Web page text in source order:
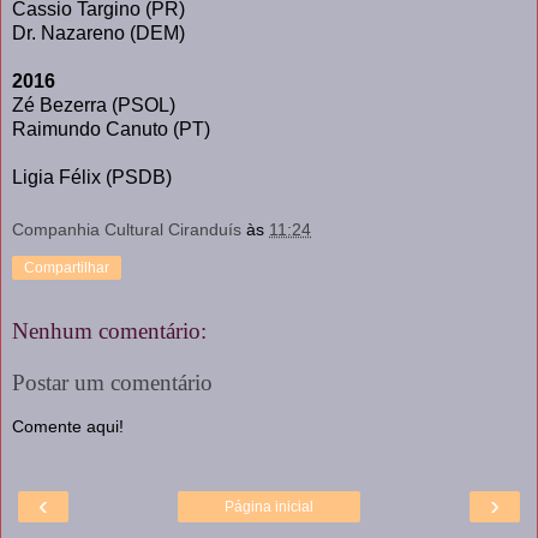
Cassio Targino (PR)
Dr. Nazareno (DEM)
2016
Zé Bezerra (PSOL)
Raimundo Canuto (PT)
Ligia Félix (PSDB)
Companhia Cultural Ciranduís às 11:24
Compartilhar
Nenhum comentário:
Postar um comentário
Comente aqui!
‹ ›
Página inicial